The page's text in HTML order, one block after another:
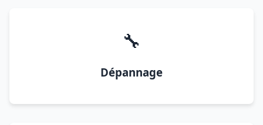
🔧
Dépannage